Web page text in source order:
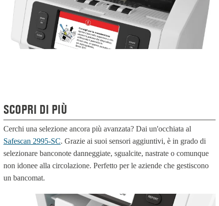
SCOPRI DI PIÙ
Cerchi una selezione ancora più avanzata? Dai un'occhiata al
Safescan 2995-SC. Grazie ai suoi sensori aggiuntivi, è in grado di
selezionare banconote danneggiate, sgualcite, nastrate o comunque
non idonee alla circolazione. Perfetto per le aziende che gestiscono
un bancomat.